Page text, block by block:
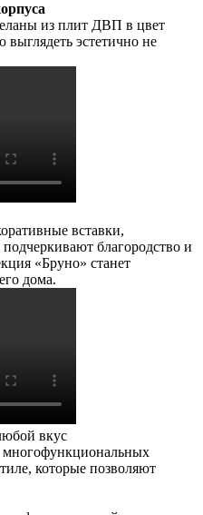
из плит ДВП в цвет
выглядеть эстетично не
вставки,
благородство и
«Бруно» станет
дома.
вкус
многофункциональных
которые позволяют